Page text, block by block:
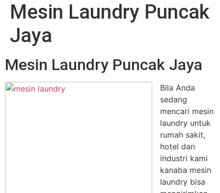
Mesin Laundry Puncak
Jaya
Mesin Laundry Puncak Jaya
Bila Anda
sedang
mencari mesin
laundry untuk
rumah sakit,
hotel dan
industri kami
kanaba mesin
laundry bisa